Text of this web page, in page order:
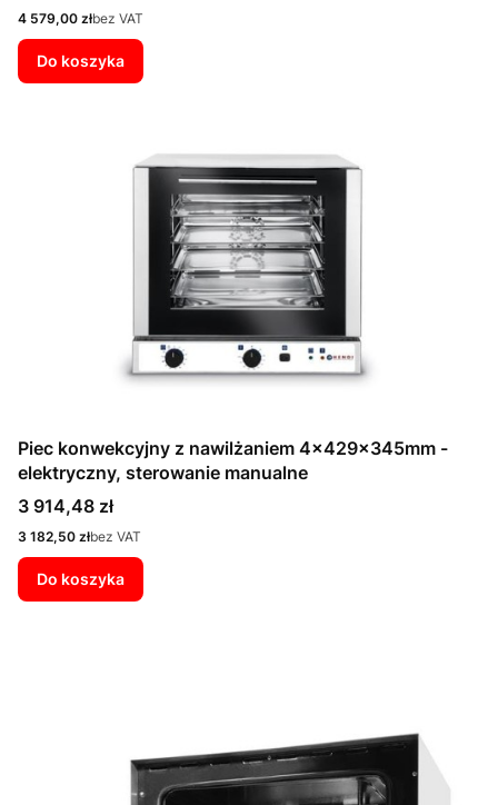
Cena
4 579,00 złbez VAT
Do koszyka
Piec konwekcyjny z nawilżaniem 4x429x345mm -
elektryczny, sterowanie manualne
Cena
3 914,48 zł
Cena
3 182,50 złbez VAT
Do koszyka